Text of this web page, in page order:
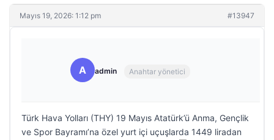
Mayıs 19, 2026: 1:12 pm #13947
A admin Anahtar yönetici
Türk Hava Yolları (THY) 19 Mayıs Atatürk’ü Anma, Gençlik
ve Spor Bayramı’na özel yurt içi uçuşlarda 1449 liradan